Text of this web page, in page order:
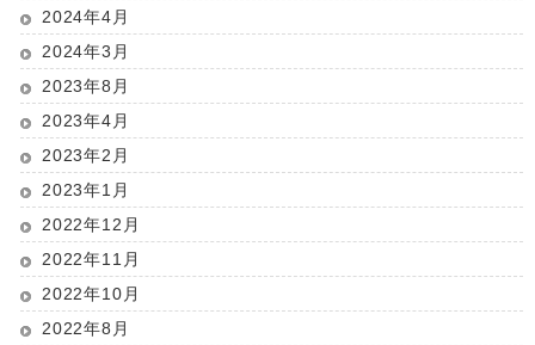
2024年4月
2024年3月
2023年8月
2023年4月
2023年2月
2023年1月
2022年12月
2022年11月
2022年10月
2022年8月